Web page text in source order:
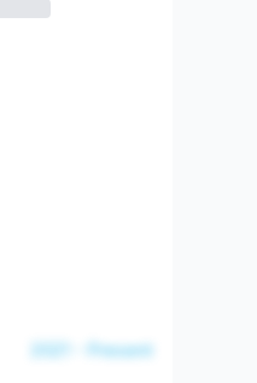
2021 - Present